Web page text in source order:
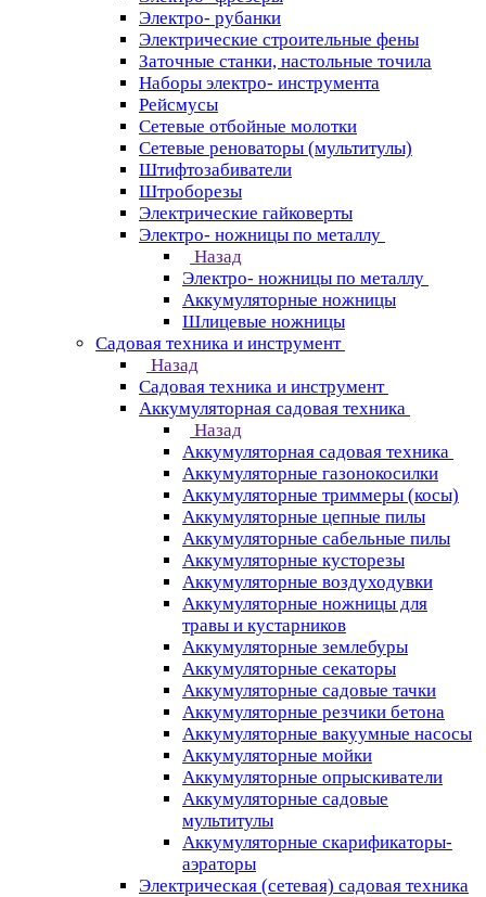
Электро- рубанки
Электрические строительные фены
Заточные станки, настольные точила
Наборы электро- инструмента
Рейсмусы
Сетевые отбойные молотки
Сетевые реноваторы (мультитулы)
Штифтозабиватели
Штроборезы
Электрические гайковерты
Электро- ножницы по металлу
Назад
Электро- ножницы по металлу
Аккумуляторные ножницы
Шлицевые ножницы
Cадовая техника и инструмент
Назад
Cадовая техника и инструмент
Аккумуляторная садовая техника
Назад
Аккумуляторная садовая техника
Аккумуляторные газонокосилки
Аккумуляторные триммеры (косы)
Аккумуляторные цепные пилы
Аккумуляторные сабельные пилы
Аккумуляторные кусторезы
Аккумуляторные воздуходувки
Аккумуляторные ножницы для
травы и кустарников
Аккумуляторные землебуры
Аккумуляторные секаторы
Аккумуляторные садовые тачки
Аккумуляторные резчики бетона
Аккумуляторные вакуумные насосы
Аккумуляторные мойки
Аккумуляторные опрыскиватели
Аккумуляторные садовые
мультитулы
Аккумуляторные скарификаторы-
аэраторы
Электрическая (сетевая) садовая техника